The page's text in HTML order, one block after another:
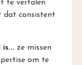
te vertalen
dat consistent
ze missen
om te